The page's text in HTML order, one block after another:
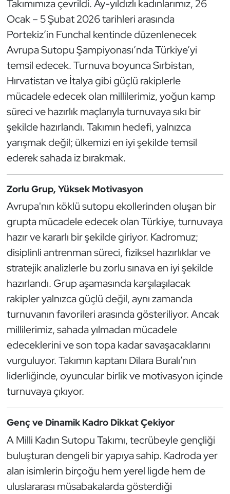
Takımımıza çevrildi. Ay-yıldızlı kadınlarımız, 26
Ocak – 5 Şubat 2026 tarihleri arasında
Portekiz’in Funchal kentinde düzenlenecek
Avrupa Sutopu Şampiyonası’nda Türkiye’yi
temsil edecek. Turnuva boyunca Sırbistan,
Hırvatistan ve İtalya gibi güçlü rakiplerle
mücadele edecek olan millilerimiz, yoğun kamp
süreci ve hazırlık maçlarıyla turnuvaya sıkı bir
şekilde hazırlandı. Takımın hedefi, yalnızca
yarışmak değil; ülkemizi en iyi şekilde temsil
ederek sahada iz bırakmak.
Zorlu Grup, Yüksek Motivasyon
Avrupa'nın köklü sutopu ekollerinden oluşan bir
grupta mücadele edecek olan Türkiye, turnuvaya
hazır ve kararlı bir şekilde giriyor. Kadromuz;
disiplinli antrenman süreci, fiziksel hazırlıklar ve
stratejik analizlerle bu zorlu sınava en iyi şekilde
hazırlandı. Grup aşamasında karşılaşılacak
rakipler yalnızca güçlü değil, aynı zamanda
turnuvanın favorileri arasında gösteriliyor. Ancak
millilerimiz, sahada yılmadan mücadele
edeceklerini ve son topa kadar savaşacaklarını
vurguluyor. Takımın kaptanı Dilara Buralı’nın
liderliğinde, oyuncular birlik ve motivasyon içinde
turnuvaya çıkıyor.
Genç ve Dinamik Kadro Dikkat Çekiyor
A Milli Kadın Sutopu Takımı, tecrübeyle gençliği
buluşturan dengeli bir yapıya sahip. Kadroda yer
alan isimlerin birçoğu hem yerel ligde hem de
uluslararası müsabakalarda gösterdiği
Genel
Golf
Güreş
Halter
Hava Sporları
Hentbol
İşitme Engelli Sporcular
Judo ve Kuraş
Kano ve Rafting
Karate
Kayak
Kempo
Kick Boks
Kürek
Masa Tenisi
Modern Pentatlon
Motor Sporları
Muay Thai
Okçuluk